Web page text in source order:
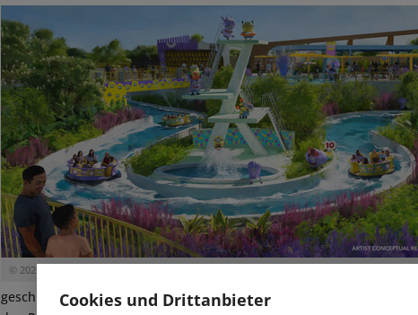
Cookies und Drittanbieter
© 2025 Universal Studios. All rights reserved.
geschlüpfte Dinosaurierbabys treffen oder sich auf dem Spielplatz